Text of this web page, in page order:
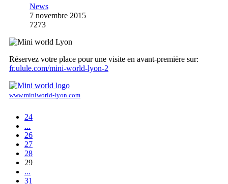
News
7 novembre 2015
7273
Réservez votre place pour une visite en avant-première sur:
fr.ulule.com/mini-world-lyon-2
www.miniworld-lyon.com
24
...
26
27
28
29
...
31